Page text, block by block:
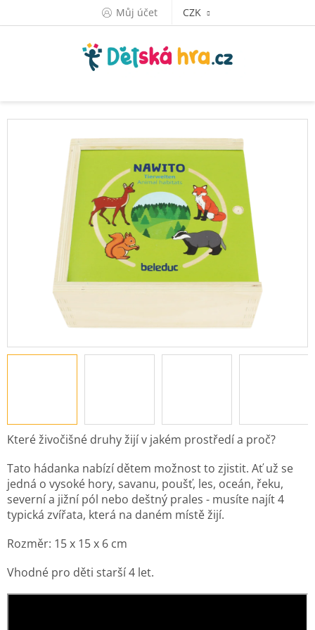
Můj účet CZK
Které živočišné druhy žijí v jakém prostředí a proč?
Tato hádanka nabízí dětem možnost to zjistit. Ať už se
jedná o vysoké hory, savanu, poušť, les, oceán, řeku,
severní a jižní pól nebo deštný prales - musíte najít 4
typická zvířata, která na daném místě žijí.
Rozměr: 15 x 15 x 6 cm
Vhodné pro děti starší 4 let.